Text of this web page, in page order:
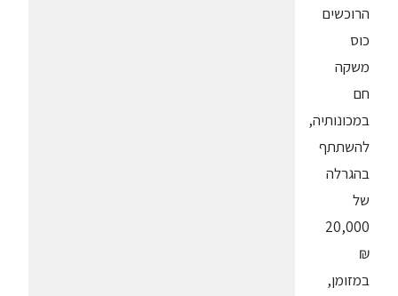
הרוכשים
כוס
משקה
חם
במכונותיה,
להשתתף
בהגרלה
של
20,000
₪
במזומן,